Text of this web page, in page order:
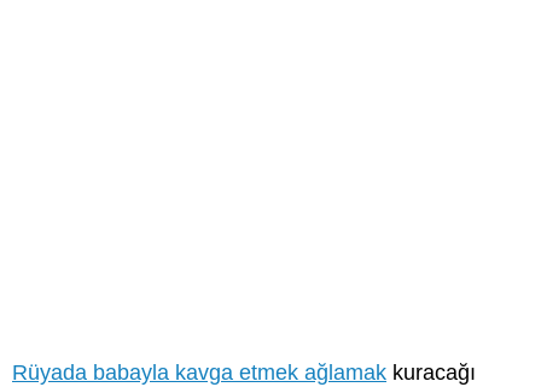
Rüyada babayla kavga etmek ağlamak kuracağı